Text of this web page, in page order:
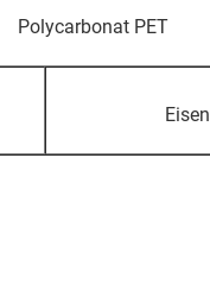
Polycarbonat PET
Eisen